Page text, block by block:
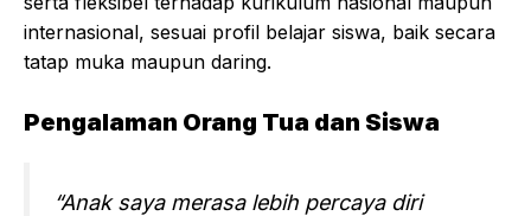
internasional, sesuai profil belajar siswa, baik secara
tatap muka maupun daring.
Pengalaman Orang Tua dan Siswa
“Anak saya merasa lebih percaya diri